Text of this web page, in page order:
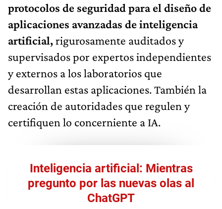
protocolos de seguridad para el diseño de
aplicaciones avanzadas de inteligencia
artificial,rigurosamente auditados y
supervisados por expertos independientes
y externos a los laboratorios que
desarrollan estas aplicaciones. También la
creación de autoridades que regulen y
certifiquen lo concerniente a IA.
Inteligencia artificial: Mientras
pregunto por las nuevas olas al
ChatGPT